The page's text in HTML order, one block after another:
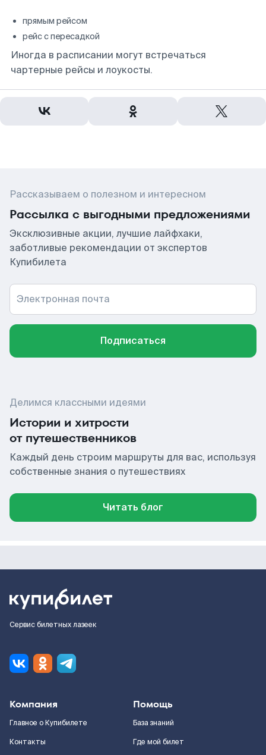
прямым рейсом
рейс с пересадкой
Иногда в расписании могут встречаться
чартерные рейсы и лоукосты.
Рассказываем о полезном и интересном
Рассылка с выгодными предложениями
Эксклюзивные акции, лучшие лайфхаки,
заботливые рекомендации от экспертов
Купибилета
Электронная почта
Подписаться
Делимся классными идеями
Истории и хитрости
от путешественников
Каждый день строим маршруты для вас, используя
собственные знания о путешествиях
Читать блог
Сервис билетных лазеек
Компания
Главное о Купибилете
Контакты
Помощь
База знаний
Где мой билет